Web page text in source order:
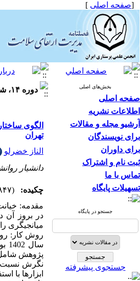
[صفحه اصلی ]
بخش‌های اصلی
صفحه اصلی
اطلاعات نشریه
آرشیو مجله و مقالات
برای نویسندگان
برای داوران
ثبت نام و اشتراک
تماس با ما
تسهیلات پایگاه
جستجو در پایگاه
جستجوی پیشرفته
دوره ۱۴، شماره ۱ - ( بهار ۱۴۰۴ )
الگوی
تهران
الناز خضرلو
دانشیار
چکیده:
(۳۸۴۷ مشاهده)
مقدمه:
در بروز آن
میانجیگری
روش کار:
ابزارها با